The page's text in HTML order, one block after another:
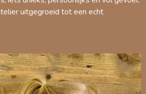
uitgegroeid tot een echt